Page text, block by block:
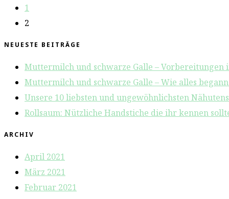
zur
vorherigen
1
2
NEUESTE BEITRÄGE
Muttermilch und schwarze Galle – Vorbereitungen
Muttermilch und schwarze Galle – Wie alles
Unsere 10 liebsten und ungewöhnlichsten
Rollsaum: Nützliche Handstiche die ihr kennen
ARCHIV
April 2021
März 2021
Februar 2021